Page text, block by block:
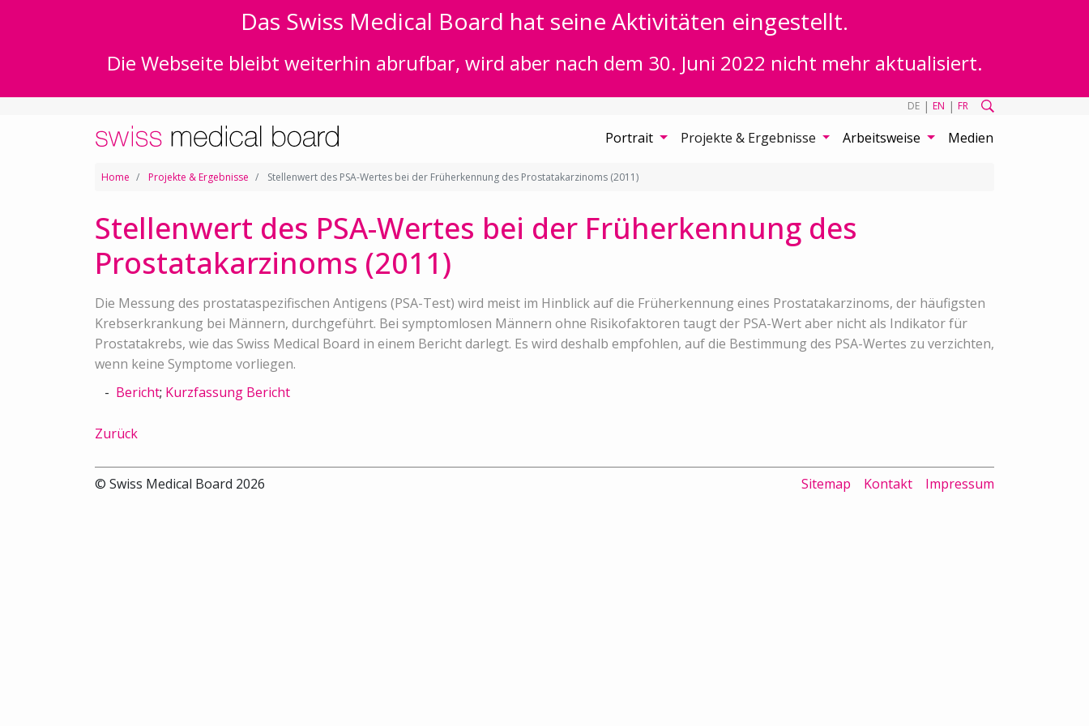
Das Swiss Medical Board hat seine Aktivitäten eingestellt.
Die Webseite bleibt weiterhin abrufbar, wird aber nach dem 30. Juni 2022 nicht mehr aktualisiert.
DE | EN | FR
Portrait Projekte & Ergebnisse Arbeitsweise Medien
Home Projekte & Ergebnisse Stellenwert des PSA-Wertes bei der Früherkennung des Prostatakarzinoms (2011)
Stellenwert des PSA-Wertes bei der Früherkennung des
Prostatakarzinoms (2011)
Die Messung des prostataspezifischen Antigens (PSA-Test) wird meist im Hinblick auf die Früherkennung eines Prostatakarzinoms, der häufigsten
Krebserkrankung bei Männern, durchgeführt. Bei symptomlosen Männern ohne Risikofaktoren taugt der PSA-Wert aber nicht als Indikator für
Prostatakrebs, wie das Swiss Medical Board in einem Bericht darlegt. Es wird deshalb empfohlen, auf die Bestimmung des PSA-Wertes zu verzichten,
wenn keine Symptome vorliegen.
Bericht; Kurzfassung Bericht
Zurück
© Swiss Medical Board 2026 Sitemap Kontakt Impressum